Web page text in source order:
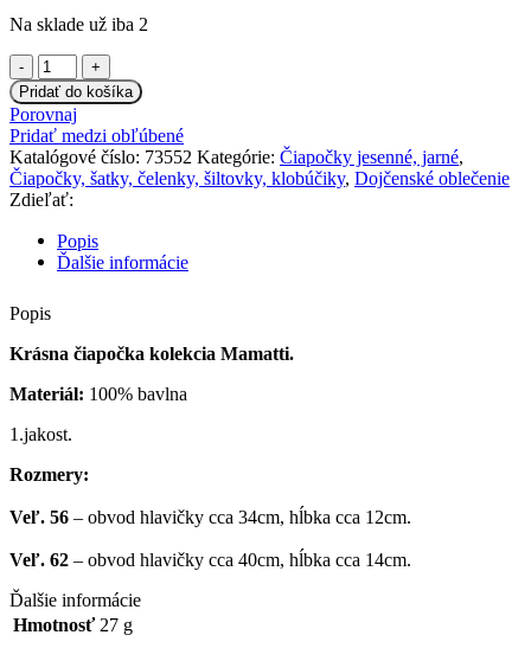
Na sklade už iba 2
množstvo
Čiapočka
Mamatti
-
CAT
-
farebné
prúžky,
vel.
62
Pridať do košíka
Porovnaj
Pridať medzi obľúbené
Katalógové číslo: 73552 Kategórie: Čiapočky jesenné, jarné,
Čiapočky, šatky, čelenky, šiltovky, klobúčiky, Dojčenské oblečenie
Zdieľať:
Popis
Ďalšie informácie
Popis
Krásna čiapočka kolekcia Mamatti.
Materiál: 100% bavlna
1.jakost.
Rozmery:
Veľ. 56 – obvod hlavičky cca 34cm, hĺbka cca 12cm.
Veľ. 62 – obvod hlavičky cca 40cm, hĺbka cca 14cm.
Ďalšie informácie
Hmotnosť 27 g